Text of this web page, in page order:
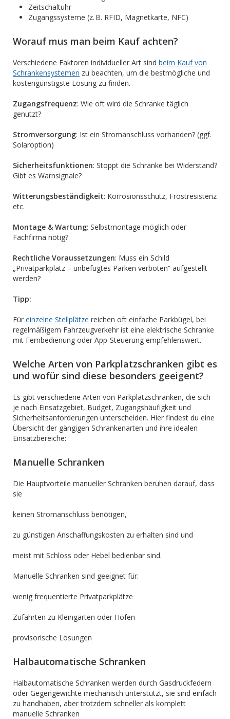
Zeitschaltuhr
Zugangssysteme (z. B. RFID, Magnetkarte, NFC)
Worauf mus man beim Kauf achten?
Verschiedene Faktoren individueller Art sind beim Kauf von
Schrankensystemen zu beachten, um die bestmögliche und
kostengünstigste Lösung zu finden.
Zugangsfrequenz: Wie oft wird die Schranke täglich
genutzt?
Stromversorgung: Ist ein Stromanschluss vorhanden? (ggf.
Solaroption)
Sicherheitsfunktionen: Stoppt die Schranke bei Widerstand?
Gibt es Warnsignale?
Witterungsbeständigkeit: Korrosionsschutz, Frostresistenz
etc.
Montage & Wartung: Selbstmontage möglich oder
Fachfirma nötig?
Rechtliche Voraussetzungen: Muss ein Schild
„Privatparkplatz – unbefugtes Parken verboten“ aufgestellt
werden?
Tipp:
Für einzelne Stellplätze reichen oft einfache Parkbügel, bei
regelmäßigem Fahrzeugverkehr ist eine elektrische Schranke
mit Fernbedienung oder App-Steuerung empfehlenswert.
Welche Arten von Parkplatzschranken gibt es
und wofür sind diese besonders geeigent?
Es gibt verschiedene Arten von Parkplatzschranken, die sich
je nach Einsatzgebiet, Budget, Zugangshäufigkeit und
Sicherheitsanforderungen unterscheiden. Hier findest du eine
Übersicht der gängigen Schrankenarten und ihre idealen
Einsatzbereiche:
Manuelle Schranken
Die Hauptvorteile manueller Schranken beruhen darauf, dass
sie
keinen Stromanschluss benötigen,
zu günstigen Anschaffungskosten zu erhalten sind und
meist mit Schloss oder Hebel bedienbar sind.
Manuelle Schranken sind geeignet für:
wenig frequentierte Privatparkplätze
Zufahrten zu Kleingärten oder Höfen
provisorische Lösungen
Halbautomatische Schranken
Halbautomatische Schranken werden durch Gasdruckfedern
oder Gegengewichte mechanisch unterstützt, sie sind einfach
zu handhaben, aber trotzdem schneller als komplett
manuelle Schranken